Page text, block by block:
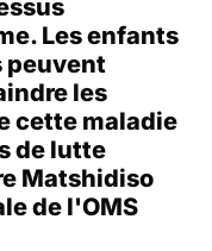
Les enfants
peuvent
les
cette maladie
de lutte
Matshidiso
de l'OMS